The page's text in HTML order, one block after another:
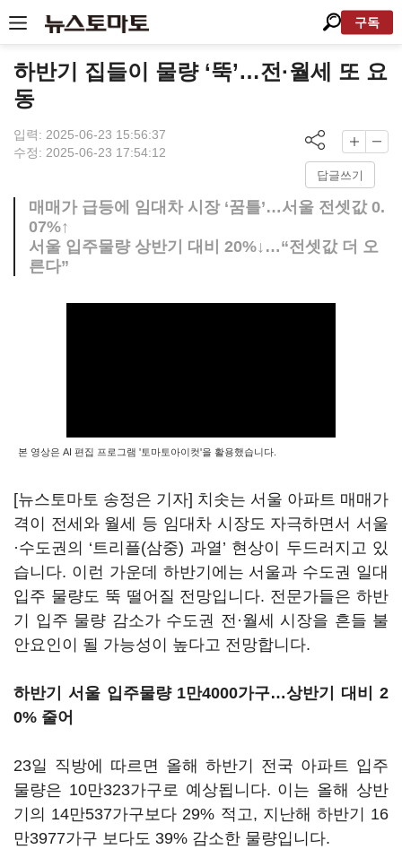
구독
하반기 집들이 물량 ‘뚝’…전·월세 또 요
동
입력: 2025-06-23 15:56:37
수정: 2025-06-23 17:54:12
답글쓰기
매매가 급등에 임대차 시장 ‘꿈틀’…서울 전셋값 0.
07%↑
서울 입주물량 상반기 대비 20%↓…“전셋값 더 오
른다”
본 영상은 AI 편집 프로그램 '토마토아이컷'을 활용했습니다.
[뉴스토마토 송정은 기자] 치솟는 서울 아파트 매매가
격이 전세와 월세 등 임대차 시장도 자극하면서 서울
·수도권의 ‘트리플(삼중) 과열’ 현상이 두드러지고 있
습니다. 이런 가운데 하반기에는 서울과 수도권 일대
입주 물량도 뚝 떨어질 전망입니다. 전문가들은 하반
기 입주 물량 감소가 수도권 전·월세 시장을 흔들 불
안요인이 될 가능성이 높다고 전망합니다.
하반기 서울 입주물량 1만4000가구…상반기 대비 2
0% 줄어
23일 직방에 따르면 올해 하반기 전국 아파트 입주
물량은 10만323가구로 예상됩니다. 이는 올해 상반
기의 14만537가구보다 29% 적고, 지난해 하반기 16
만3977가구 보다도 39% 감소한 물량입니다.